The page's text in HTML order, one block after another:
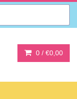
0 / €0,00